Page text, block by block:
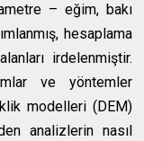
– eğim, bakı
hesaplama
irdelenmiştir.
ve yöntemler
modelleri (DEM)
analizlerin nasıl